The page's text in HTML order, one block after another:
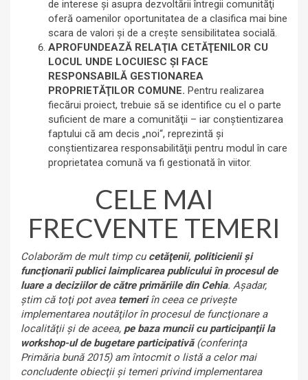
de interese şi asupra dezvoltării întregii comunităţi
oferă oamenilor oportunitatea de a clasifica mai bine
scara de valori şi de a creşte sensibilitatea socială.
APROFUNDEAZĂ RELAŢIA CETĂŢENILOR CU
LOCUL UNDE LOCUIESC ŞI FACE
RESPONSABILĂ GESTIONAREA
PROPRIETĂŢILOR COMUNE. Pentru realizarea
fiecărui proiect, trebuie să se identifice cu el o parte
suficient de mare a comunităţii – iar conştientizarea
faptului că am decis „noi“, reprezintă şi
conştientizarea responsabilităţii pentru modul în care
proprietatea comună va fi gestionată în viitor.
CELE MAI
FRECVENTE TEMERI
Colaborăm de mult timp cu cetăţenii, politicienii şi
funcţionarii publici laimplicarea publicului în procesul de
luare a deciziilor de către primăriile din Cehia. Aşadar,
ştim că toţi pot avea temeriîn ceea ce priveşte
implementarea noutăţilor în procesul de funcţionare a
localităţii şi de aceea, pe baza muncii cu participanţii la
workshop-ul de bugetare participativă (conferinţa
Primăria bună 2015) am întocmit o listă a celor mai
concludente obiecţii şi temeri privind implementarea